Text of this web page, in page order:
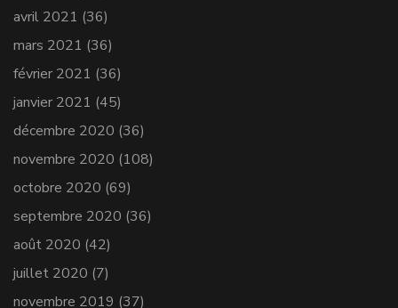
avril 2021 (36)
mars 2021 (36)
février 2021 (36)
janvier 2021 (45)
décembre 2020 (36)
novembre 2020 (108)
octobre 2020 (69)
septembre 2020 (36)
août 2020 (42)
juillet 2020 (7)
novembre 2019 (37)